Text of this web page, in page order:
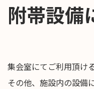
附帯設備
集会室にてご利用頂け
その他、施設内の設備